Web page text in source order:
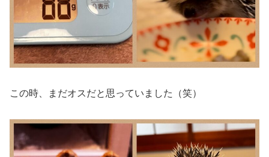
この時、まだオスだと思っていました（笑）